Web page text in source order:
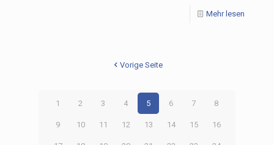
Mehr lesen
Vorige Seite
1 2 3 4 5 6 7 8
9 10 11 12 13 14 15 16